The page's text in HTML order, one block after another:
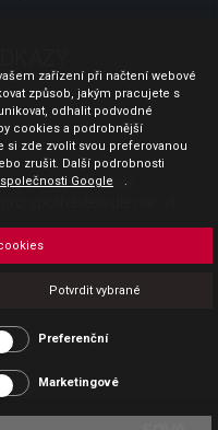
pro spotřebitele
zařízení při načtení webové
způsob, jakým pracujete s
odhalit podvodné
cookies a podrobnější
si zde zvolit svou preferovanou
zrušit. Další podrobnosti
Google .
Potvrdit vybrané
Preferenční
Marketingové